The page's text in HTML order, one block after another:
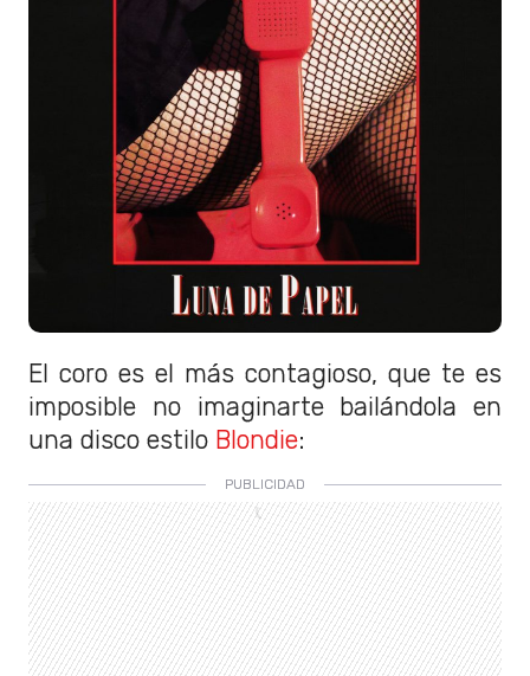
El coro es el más contagioso, que te es
imposible no imaginarte bailándola en
una disco estilo Blondie: